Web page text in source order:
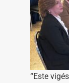
“Este